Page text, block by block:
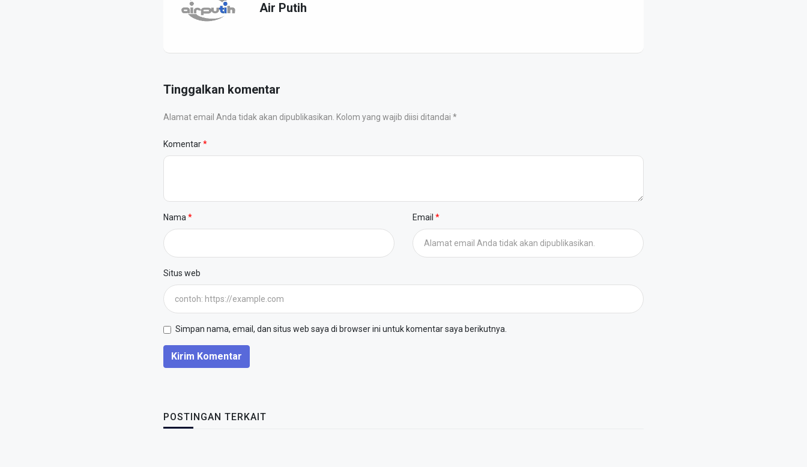
Air Putih
Tinggalkan komentar
Alamat email Anda tidak akan dipublikasikan. Kolom yang wajib diisi ditandai *
Komentar
Nama Email
Situs web
Simpan nama, email, dan situs web saya di browser ini untuk komentar saya berikutnya.
Kirim Komentar
POSTINGAN TERKAIT